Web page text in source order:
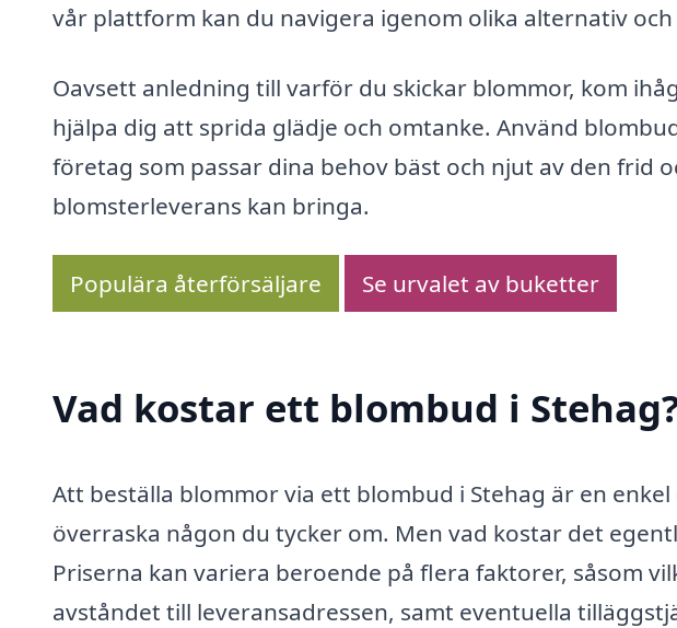
vår plattform kan du navigera igenom olika alternativ
Oavsett anledning till varför du skickar blommor, kom
hjälpa dig att sprida glädje och omtanke. Använd
företag som passar dina behov bäst och njut av den frid
blomsterleverans kan bringa.
Populära återförsäljare Se urvalet av buketter
Vad kostar ett blombud i
Att beställa blommor via ett blombud i Stehag är en
överraska någon du tycker om. Men vad kostar det
Priserna kan variera beroende på flera faktorer, såsom
avståndet till leveransadressen, samt eventuella